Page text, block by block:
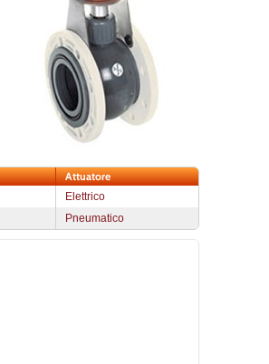
Attuatore
Elettrico
Pneumatico